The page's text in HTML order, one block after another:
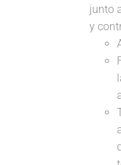
junto
y